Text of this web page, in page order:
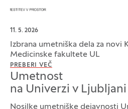
11. 5. 2026
Izbrana umetniška dela za novi
Medicinske fakultete UL
PREBERI VEČ
Umetnost
na Univerzi v Ljubljani
Nosilke umetniške dejavnosti